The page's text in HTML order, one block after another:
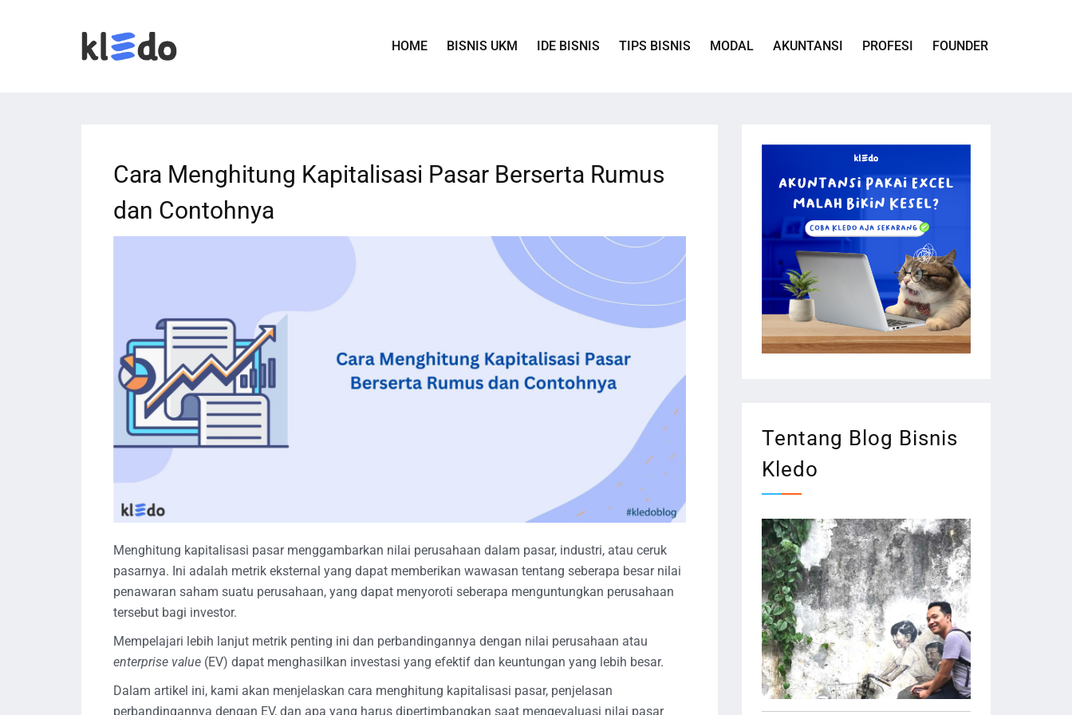
HOME BISNIS UKM IDE BISNIS TIPS BISNIS MODAL AKUNTANSI PROFESI FOUNDER
Cara Menghitung Kapitalisasi Pasar Berserta Rumus
dan Contohnya
Menghitung kapitalisasi pasar menggambarkan nilai perusahaan dalam pasar, industri, atau ceruk
pasarnya. Ini adalah metrik eksternal yang dapat memberikan wawasan tentang seberapa besar nilai
penawaran saham suatu perusahaan, yang dapat menyoroti seberapa menguntungkan perusahaan
tersebut bagi investor.
Mempelajari lebih lanjut metrik penting ini dan perbandingannya dengan nilai perusahaan atau
enterprise value (EV) dapat menghasilkan investasi yang efektif dan keuntungan yang lebih besar.
Dalam artikel ini, kami akan menjelaskan cara menghitung kapitalisasi pasar, penjelasan
perbandingannya dengan EV, dan apa yang harus dipertimbangkan saat mengevaluasi nilai pasar
Tentang Blog Bisnis
Kledo